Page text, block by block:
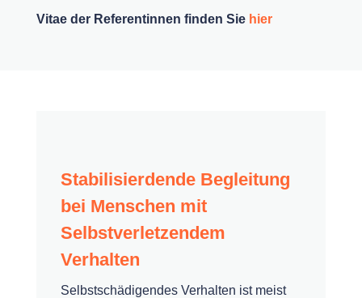
Vitae der Referentinnen finden Sie hier
Stabilisierdende Begleitung
bei Menschen mit
Selbstverletzendem
Verhalten
Selbstschädigendes Verhalten ist meist